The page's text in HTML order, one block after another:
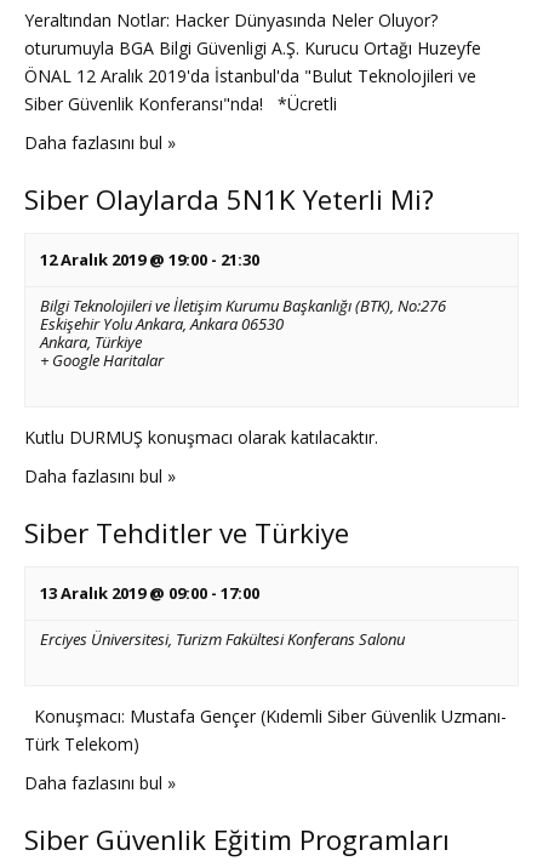
Yeraltından Notlar: Hacker Dünyasında Neler Oluyor?
oturumuyla BGA Bilgi Güvenligi A.Ş. Kurucu Ortağı Huzeyfe
ÖNAL 12 Aralık 2019'da İstanbul'da "Bulut Teknolojileri ve
Siber Güvenlik Konferansı"nda! *Ücretli
Daha fazlasını bul »
Siber Olaylarda 5N1K Yeterli Mi?
12 Aralık 2019 @ 19:00 - 21:30
Bilgi Teknolojileri ve İletişim Kurumu Başkanlığı (BTK), No:276
Eskişehir Yolu Ankara, Ankara 06530
Ankara, Türkiye
+ Google Haritalar
Kutlu DURMUŞ konuşmacı olarak katılacaktır.
Daha fazlasını bul »
Siber Tehditler ve Türkiye
13 Aralık 2019 @ 09:00 - 17:00
Erciyes Üniversitesi, Turizm Fakültesi Konferans Salonu
Konuşmacı: Mustafa Gençer (Kıdemli Siber Güvenlik Uzmanı-
Türk Telekom)
Daha fazlasını bul »
Siber Güvenlik Eğitim Programları